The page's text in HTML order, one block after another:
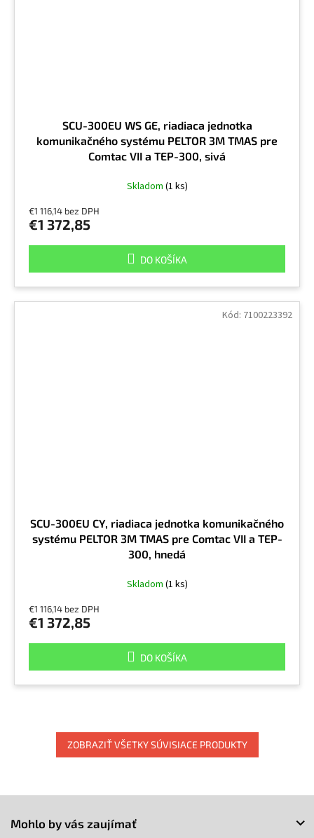
SCU-300EU WS GE, riadiaca jednotka
komunikačného systému PELTOR 3M TMAS pre
Comtac VII a TEP-300, sivá
Skladom (1 ks)
€1 116,14 bez DPH
€1 372,85
DO KOŠÍKA
SCU-300EU CY, riadiaca jednotka komunikačného
systému PELTOR 3M TMAS pre Comtac VII a TEP-
300, hnedá
Skladom (1 ks)
€1 116,14 bez DPH
€1 372,85
DO KOŠÍKA
Kód: 7100223392
ZOBRAZIŤ VŠETKY SÚVISIACE PRODUKTY
Mohlo by vás zaujímať